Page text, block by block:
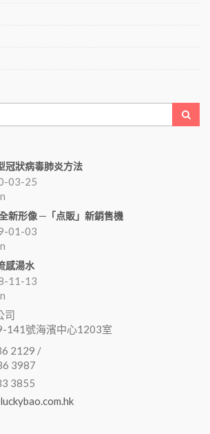
冠狀病毒肺炎方法
03-25
新形像 ─「点販」新銷售機
01-03
感湯水
11-13
司
141號海濱中心1203室
2129 /
3855